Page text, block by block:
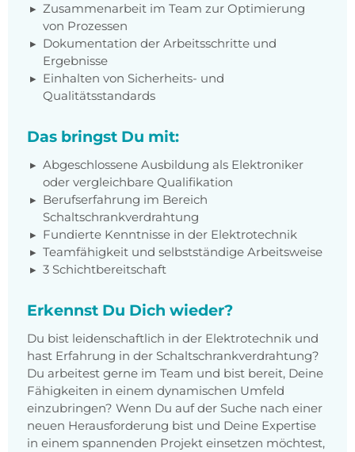
Zusammenarbeit im Team zur Optimierung
von Prozessen
Dokumentation der Arbeitsschritte und
Ergebnisse
Einhalten von Sicherheits- und
Qualitätsstandards
Das bringst Du mit:
Abgeschlossene Ausbildung als Elektroniker
oder vergleichbare Qualifikation
Berufserfahrung im Bereich
Schaltschrankverdrahtung
Fundierte Kenntnisse in der Elektrotechnik
Teamfähigkeit und selbstständige Arbeitsweise
3 Schichtbereitschaft
Erkennst Du Dich wieder?
Du bist leidenschaftlich in der Elektrotechnik und
hast Erfahrung in der Schaltschrankverdrahtung?
Du arbeitest gerne im Team und bist bereit, Deine
Fähigkeiten in einem dynamischen Umfeld
einzubringen? Wenn Du auf der Suche nach einer
neuen Herausforderung bist und Deine Expertise
in einem spannenden Projekt einsetzen möchtest,